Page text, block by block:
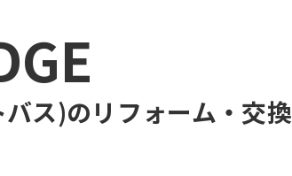
ス)のリフォーム・交換